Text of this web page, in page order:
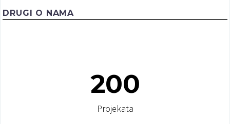
DRUGI O NAMA
Sa ponosom predstavljamo prijateljva našeg
vebsatja – Jooble. Jooble je internet pretraživač
da pronađete ugodan posao.
200
Projekata